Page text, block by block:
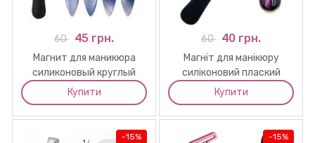
60 45 грн.
Магнит для маникюра
силиконовый круглый
Купити
60 40 грн.
Магніт для манікюру
силіконовий плаский
Купити
-15% -15%